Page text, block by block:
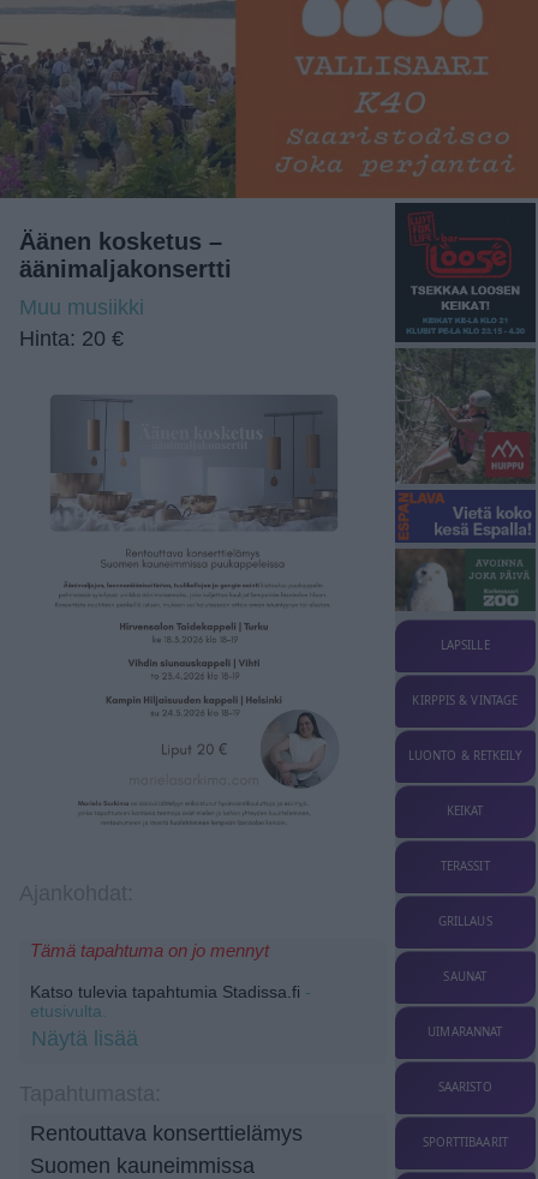
Äänen kosketus –
äänimaljakonsertti
Muu musiikki
Hinta: 20 €
Tämä tapahtuma on jo mennyt
Katso tulevia tapahtumia Stadissa.fi -
etusivulta.
Näytä lisää
Rentouttava konserttielämys
Suomen kauneimmissa
LAPSILLE
KIRPPIS & VINTAGE
LUONTO & RETKEILY
KEIKAT
TERASSIT
GRILLAUS
SAUNAT
UIMARANNAT
SAARISTO
SPORTTIBAARIT